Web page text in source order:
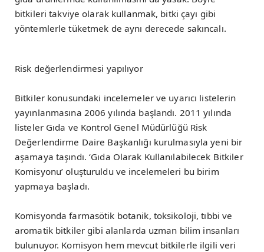
bitkileri takviye olarak kullanmak, bitki çayı gibi
yöntemlerle tüketmek de aynı derecede sakıncalı.
Risk değerlendirmesi yapılıyor
Bitkiler konusundaki incelemeler ve uyarıcı listelerin
yayınlanmasına 2006 yılında başlandı. 2011 yılında
listeler Gıda ve Kontrol Genel Müdürlüğü Risk
Değerlendirme Daire Başkanlığı kurulmasıyla yeni bir
aşamaya taşındı. ‘Gıda Olarak Kullanılabilecek Bitkiler
Komisyonu’ oluşturuldu ve incelemeleri bu birim
yapmaya başladı.
Komisyonda farmasötik botanik, toksikoloji, tıbbi ve
aromatik bitkiler gibi alanlarda uzman bilim insanları
bulunuyor. Komisyon hem mevcut bitkilerle ilgili veri